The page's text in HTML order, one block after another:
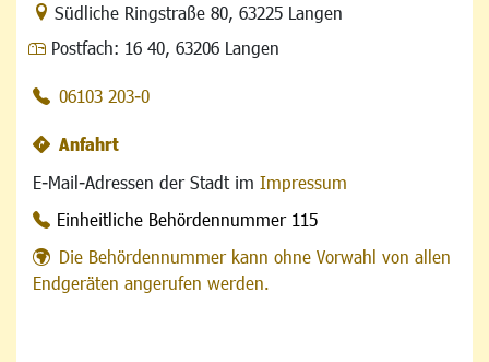
Link zur Google-Maps Navigation
Südliche Ringstraße 80, 63225 Langen
Postfach: 16 40, 63206 Langen
06103 203-0
Anfahrt
E-Mail-Adressen der Stadt im Impressum
Einheitliche Behördennummer 115
Die Behördennummer kann ohne Vorwahl von allen
Endgeräten angerufen werden.